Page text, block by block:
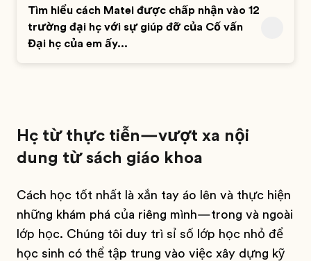
Tìm hiểu cách Matei được chấp nhận vào 12
trường đại học với sự giúp đỡ của Cố vấn
Đại học của em ấy...
Học từ thực tiễn—vượt xa nội
dung từ sách giáo khoa
Cách học tốt nhất là xắn tay áo lên và thực hiện
những khám phá của riêng mình—trong và ngoài
lớp học. Chúng tôi duy trì sỉ số lớp học nhỏ để
học sinh có thể tập trung vào việc xây dựng kỹ